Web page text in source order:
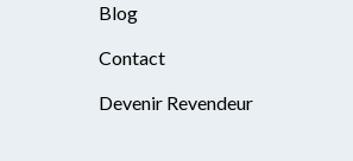
Blog
Contact
Devenir Revendeur